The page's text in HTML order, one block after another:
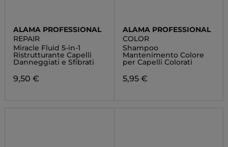
ALAMA PROFESSIONAL
REPAIR
Miracle Fluid 5-in-1
Ristrutturante Capelli
Danneggiati e Sfibrati
9,50 €
ALAMA PROFESSIONAL
COLOR
Shampoo
Mantenimento Colore
per Capelli Colorati
5,95 €